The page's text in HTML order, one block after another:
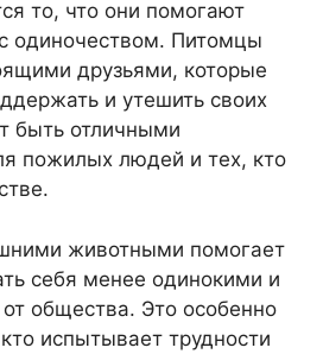
то, что они помогают
одиночеством. Питомцы
друзьями, которые
и утешить своих
быть отличными
пожилых людей и тех, кто
животными помогает
себя менее одинокими и
общества. Это особенно
испытывает трудности